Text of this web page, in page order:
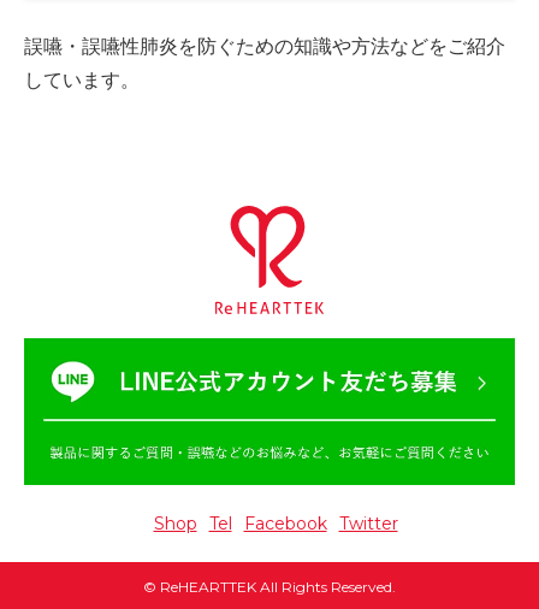
誤嚥・誤嚥性肺炎を防ぐための知識や方法などをご紹介
しています。
Shop Tel Facebook Twitter
© ReHEARTTEK All Rights Reserved.